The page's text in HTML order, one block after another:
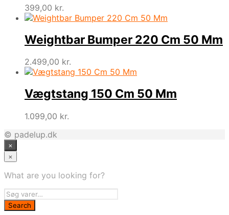
399,00 kr.
Weightbar Bumper 220 Cm 50 Mm
2.499,00 kr.
Vægtstang 150 Cm 50 Mm
1.099,00 kr.
© padelup.dk
×
×
What are you looking for?